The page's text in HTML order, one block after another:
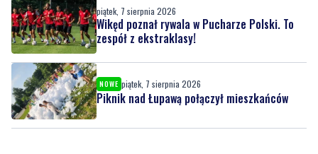
piątek, 7 sierpnia 2026
Wikęd poznał rywala w Pucharze Polski. To
zespół z ekstraklasy!
NOWE piątek, 7 sierpnia 2026
Piknik nad Łupawą połączył mieszkańców